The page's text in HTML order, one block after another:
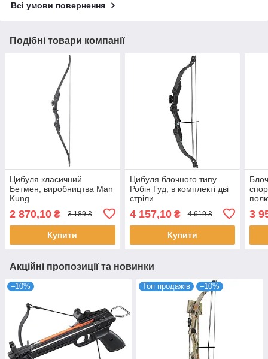
Всі умови повернення
Подібні товари компанії
Цибуля класичний
Бетмен, виробництва Man
Kung
2 870,10 ₴ 3 189 ₴
Купити
Цибуля блочного типу
Робін Гуд, в комплекті дві
стріли
4 157,10₴ 4 619 ₴
Купити
3
Акційні пропозиції та новинки
–10% Топ продажів –10%